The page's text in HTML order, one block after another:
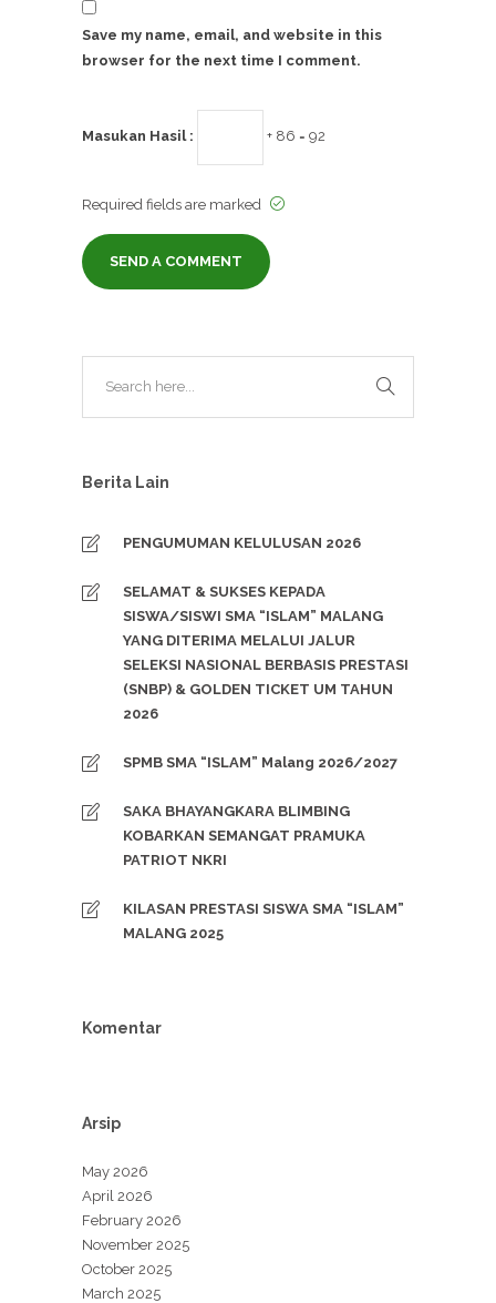
Save my name, email, and website in this
browser for the next time I comment.
Masukan Hasil : + 86 = 92
Required fields are marked
Berita Lain
PENGUMUMAN KELULUSAN 2026
SELAMAT & SUKSES KEPADA
SISWA/SISWI SMA “ISLAM” MALANG
YANG DITERIMA MELALUI JALUR
SELEKSI NASIONAL BERBASIS PRESTASI
(SNBP) & GOLDEN TICKET UM TAHUN
2026
SPMB SMA “ISLAM” Malang 2026/2027
SAKA BHAYANGKARA BLIMBING
KOBARKAN SEMANGAT PRAMUKA
PATRIOT NKRI
KILASAN PRESTASI SISWA SMA “ISLAM”
MALANG 2025
Komentar
Arsip
May 2026
April 2026
February 2026
November 2025
October 2025
March 2025